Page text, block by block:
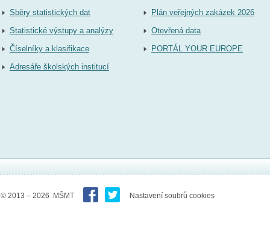
Sběry statistických dat
Statistické výstupy a analýzy
Číselníky a klasifikace
Adresáře školských institucí
Plán veřejných zakázek 2026
Otevřená data
PORTÁL YOUR EUROPE
© 2013 – 2026 MŠMT Nastavení soubrů cookies